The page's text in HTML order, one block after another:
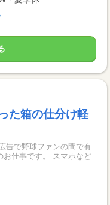
た箱の仕分け軽
告で野球ファンの間で有
お仕事です。 スマホなど